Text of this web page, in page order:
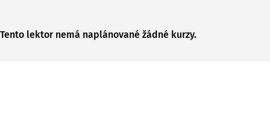
Tento lektor nemá naplánované žádné kurzy.